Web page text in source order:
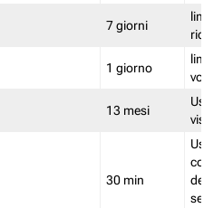
7 giorni
limita
1 giorno
limita
13 mesi
30 min